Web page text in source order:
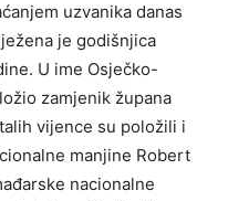
uzvanika danas
je godišnjica
U ime Osječko-
zamjenik župana
vijence su položili i
manjine Robert
nacionalne